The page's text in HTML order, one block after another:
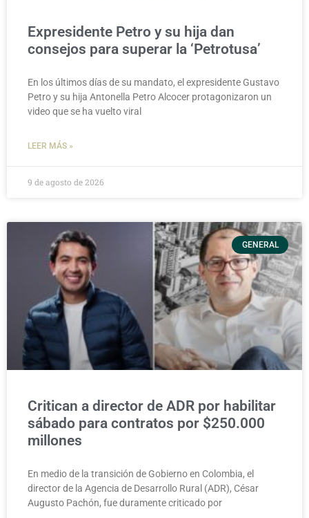
Expresidente Petro y su hija dan
consejos para superar la ‘Petrotusa’
En los últimos días de su mandato, el expresidente Gustavo
Petro y su hija Antonella Petro Alcocer protagonizaron un
video que se ha vuelto viral
LEER MÁS »
9 de agosto de 2026
GENERAL
Critican a director de ADR por habilitar
sábado para contratos por $250.000
millones
En medio de la transición de Gobierno en Colombia, el
director de la Agencia de Desarrollo Rural (ADR), César
Augusto Pachón, fue duramente criticado por